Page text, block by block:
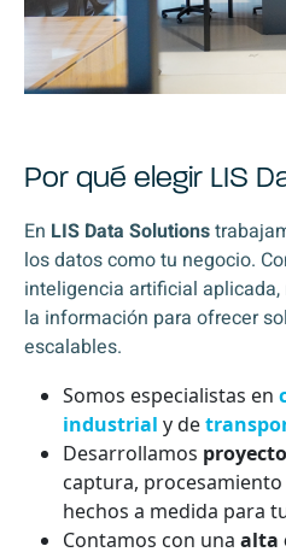
Por qué elegir LIS
En LIS Data Solutions
los datos como tu negocio.
inteligencia artificial
la información para ofrecer
escalables.
Somos especialistas en
industrial y de
Desarrollamos
captura,
hechos a medida para
Contamos con una alta